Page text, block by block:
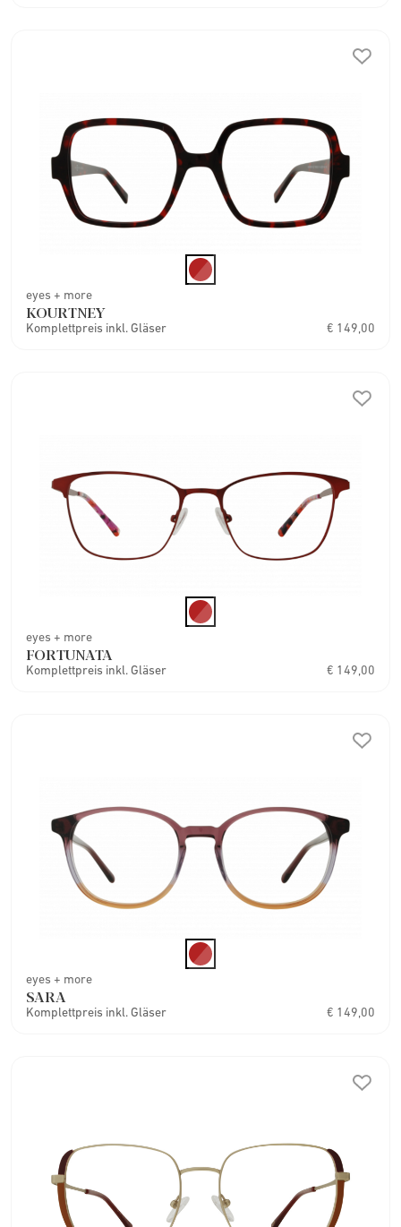
eyes + more
KOURTNEY
Komplettpreis inkl. Gläser € 149,00
eyes + more
FORTUNATA
Komplettpreis inkl. Gläser € 149,00
eyes + more
SARA
Komplettpreis inkl. Gläser € 149,00